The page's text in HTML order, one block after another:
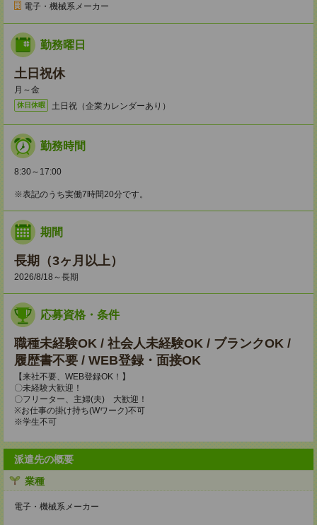
電子・機械系メーカー
勤務曜日
土日祝休
月～金
休日休暇 土日祝（企業カレンダーあり）
勤務時間
8:30～17:00
※表記のうち実働7時間20分です。
期間
長期（3ヶ月以上）
2026/8/18～長期
応募資格・条件
職種未経験OK / 社会人未経験OK / ブランクOK /
履歴書不要 / WEB登録・面接OK
【来社不要、WEB登録OK！】
〇未経験大歓迎！
〇フリーター、主婦(夫) 大歓迎！
※お仕事の掛け持ち(Wワーク)不可
※学生不可
派遣先の概要
業種
電子・機械系メーカー